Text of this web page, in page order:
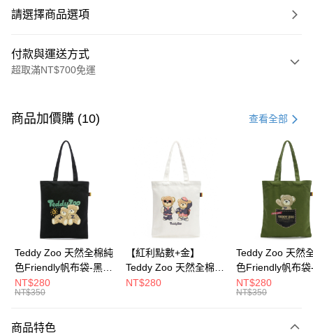
請選擇商品選項
付款與運送方式
超取滿NT$700免運
信用卡一次付款
超商取貨付款
Apple Pay
街口支付
大哥付你分期
相關說明
2.付款方式選擇「大哥付你分期」，訂單成立後會自動跳轉到大哥付的交易
商品加價購 (10) 查看全部
Teddy Zoo 天然全棉純
色Friendly帆布袋-黑色
(TZB107)
NT$280
NT$350
【紅利點數+金】
Teddy Zoo 天然全棉純
色Friendly帆布袋-白色
NT$280
Teddy Zoo 天然
色Friendly帆布袋
色(TZB107)
NT$280
NT$350
商品特色